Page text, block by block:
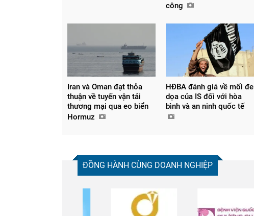
công
Iran và Oman đạt thỏa
thuận về tuyến vận tải
thương mại qua eo biển
Hormuz
HĐBA đánh giá về mối đe
dọa của IS đối với hòa
bình và an ninh quốc tế
ĐỒNG HÀNH CÙNG DOANH NGHIỆP